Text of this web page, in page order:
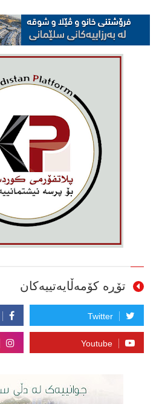
تۆڕە کۆمەڵایەتییەکان